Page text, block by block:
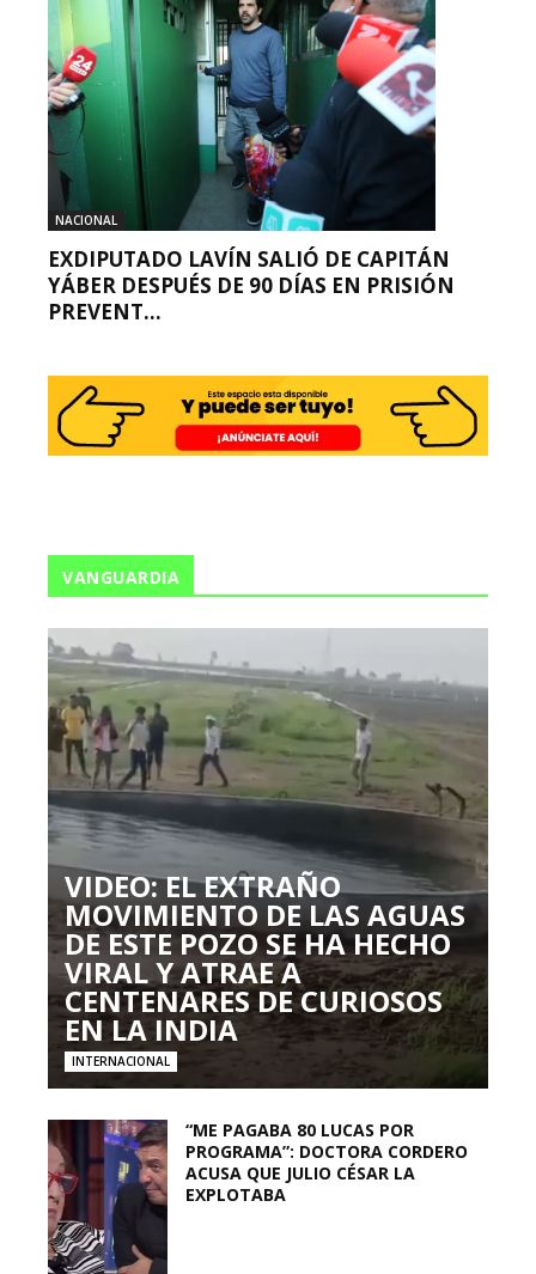
NACIONAL
EXDIPUTADO LAVÍN SALIÓ DE CAPITÁN
YÁBER DESPUÉS DE 90 DÍAS EN PRISIÓN
PREVENT...
VANGUARDIA
VIDEO: EL EXTRAÑO
MOVIMIENTO DE LAS AGUAS
DE ESTE POZO SE HA HECHO
VIRAL Y ATRAE A
CENTENARES DE CURIOSOS
EN LA INDIA
INTERNACIONAL
“ME PAGABA 80 LUCAS POR
PROGRAMA”: DOCTORA CORDERO
ACUSA QUE JULIO CÉSAR LA
EXPLOTABA